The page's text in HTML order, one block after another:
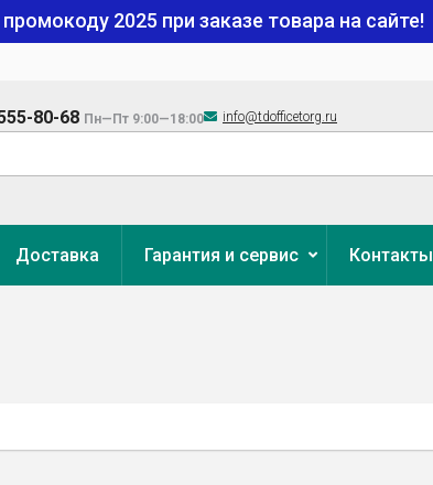
промокоду 2025 при заказе товара на сайте!
80-68 Пн—Пт 9:00—18:00 info@tdofficetorg.ru
Доставка Гарантия и сервис Контакты